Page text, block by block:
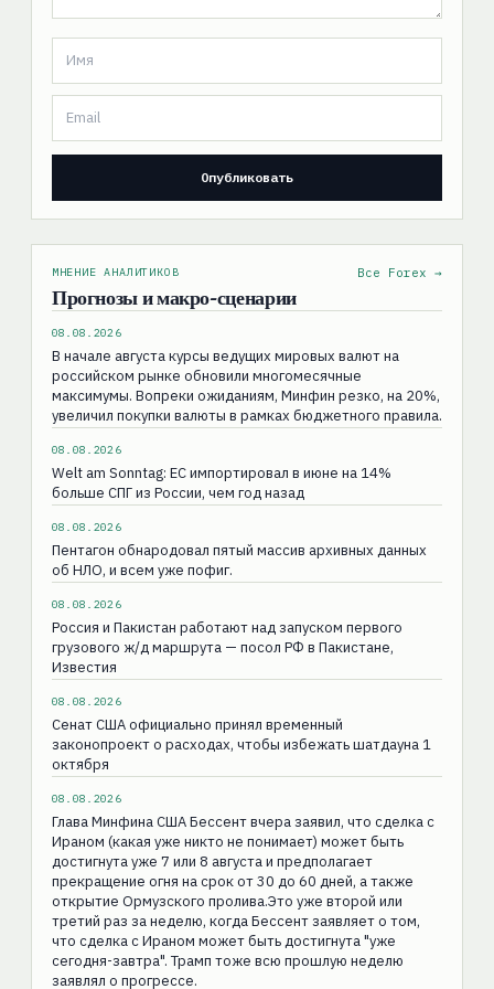
МНЕНИЕ АНАЛИТИКОВ
Прогнозы и макро-сценарии
Все Forex →
08.08.2026
В начале августа курсы ведущих мировых валют на
российском рынке обновили многомесячные
максимумы. Вопреки ожиданиям, Минфин резко, на 20%,
увеличил покупки валюты в рамках бюджетного правила.
08.08.2026
Welt am Sonntag: ЕС импортировал в июне на 14%
больше СПГ из России, чем год назад
08.08.2026
Пентагон обнародовал пятый массив архивных данных
об НЛО, и всем уже пофиг.
08.08.2026
Россия и Пакистан работают над запуском первого
грузового ж/д маршрута — посол РФ в Пакистане,
Известия
08.08.2026
Сенат США официально принял временный
законопроект о расходах, чтобы избежать шатдауна 1
октября
08.08.2026
Глава Минфина США Бессент вчера заявил, что сделка с
Ираном (какая уже никто не понимает) может быть
достигнута уже 7 или 8 августа и предполагает
прекращение огня на срок от 30 до 60 дней, а также
открытие Ормузского пролива.Это уже второй или
третий раз за неделю, когда Бессент заявляет о том,
что сделка с Ираном может быть достигнута "уже
сегодня-завтра". Трамп тоже всю прошлую неделю
заявлял о прогрессе.